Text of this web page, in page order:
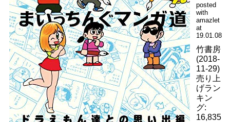
posted
with
amazlet
at
19.01.08
竹書房
(2018-
11-29)
売り上
げラン
キン
グ:
16,835